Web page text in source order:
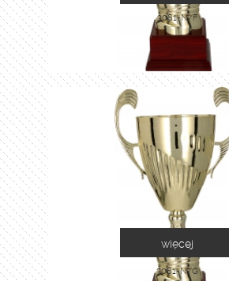
3081-N/F
3081-N/G
więcej